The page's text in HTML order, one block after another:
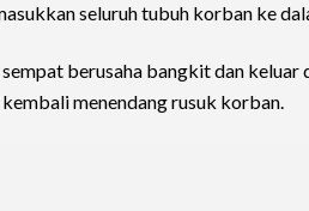
seluruh tubuh korban ke
berusaha bangkit dan keluar
menendang rusuk korban.